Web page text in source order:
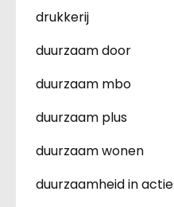
drukkerij
duurzaam door
duurzaam mbo
duurzaam plus
duurzaam wonen
duurzaamheid in actie